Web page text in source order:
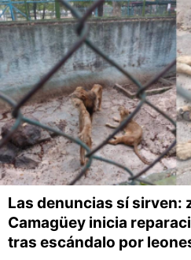
Las denuncias sí sirven:
Camagüey inicia
tras escándalo por